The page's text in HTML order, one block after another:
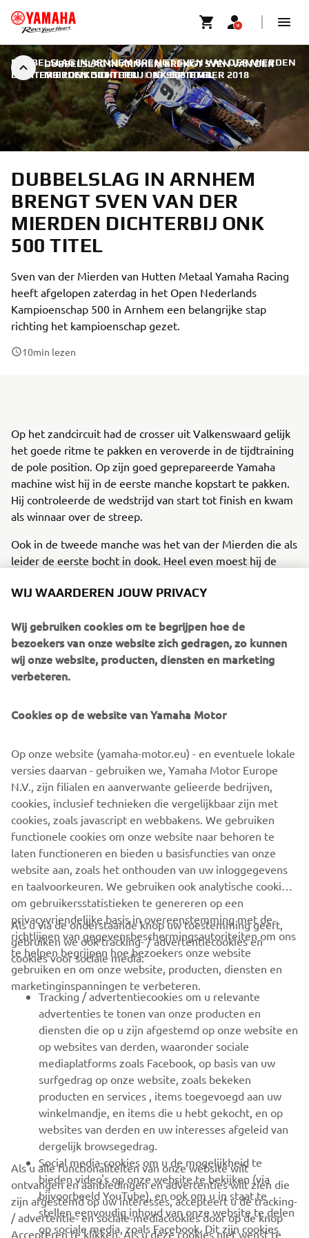
DUBBELSLAG IN ARNHEM BRENGT SVEN VAN DER
MIERDEN DICHTERBIJ ONK 500 TITEL
DUBBELSLAG IN ARNHEM BRENGT SVEN VAN DER MIERDEN
DICHTERBIJ ONK 500 TITEL | 23 SEPTEMBER 2018
DUBBELSLAG IN ARNHEM
BRENGT SVEN VAN DER
MIERDEN DICHTERBIJ ONK
500 TITEL
Sven van der Mierden van Hutten Metaal Yamaha Racing
heeft afgelopen zaterdag in het Open Nederlands
Kampioenschap 500 in Arnhem een belangrijke stap
richting het kampioenschap gezet.
10min lezen
Op het zandcircuit had de crosser uit Valkenswaard gelijk
het goede ritme te pakken en veroverde in de tijdtraining
de pole position. Op zijn goed geprepareerde Yamaha
machine wist hij in de eerste manche kopstart te pakken.
Hij controleerde de wedstrijd van start tot finish en kwam
als winnaar over de streep.
Ook in de tweede manche was het van der Mierden die als
leider de eerste bocht in dook. Heel even moest hij de
de leiding terug in handen en gaf de concurrentie in de
achterhalen waardoor hij ook de tweede manche winnend
af wist te sluiten.
Met een dubbele mancheoverwinning won Sven het
vergroten. Aanstaande zaterdag staat de voorlaatste
Halle, waar Sven eventueel al kampioen kan worden!
Daguitslag ONK 500 Arnhem:
1 Sven van der Mierden 100 Pnt
2 Lars van Berkel 83 Pnt
3 Roy van Heugten 82 Pnt
4 Luca Nijenhuis 81 Pnt
CORPORATE
VOOR BEDRIJVEN
MEER YAMAHA
ONDERSTEUNING
NIEUWSBRIEF
Wees de eerste die meer te weten komt over de nieuwste deals,
speciale evenementen, nieuwe producten en nog veel meer
ABONNEREN
WIJ WAARDEREN JOUW PRIVACY
Wij gebruiken cookies om te begrijpen hoe de
bezoekers van onze website zich gedragen, zo kunnen
wij onze website, producten, diensten en marketing
verbeteren.
Cookies op de website van Yamaha Motor
Op onze website (yamaha-motor.eu) - en eventuele lokale
versies daarvan - gebruiken we, Yamaha Motor Europe
N.V., zijn filialen en aanverwante gelieerde bedrijven,
cookies, inclusief technieken die vergelijkbaar zijn met
cookies, zoals javascript en webbakens. We gebruiken
functionele cookies om onze website naar behoren te
laten functioneren en bieden u basisfuncties van onze
website aan, zoals het onthouden van uw inloggegevens
en taalvoorkeuren. We gebruiken ook analytische cookies
om gebruikersstatistieken te genereren op een
privacyvriendelijke basis in overeenstemming met de
richtlijnen van gegevensbeschermingsautoriteiten om ons
te helpen begrijpen hoe bezoekers onze website
gebruiken en om onze website, producten, diensten en
marketinginspanningen te verbeteren.
Als u via de onderstaande knop uw toestemming geeft,
gebruiken we ook tracking- / advertentiecookies en
cookies voor sociale media:
Tracking / advertentiecookies om u relevante
advertenties te tonen van onze producten en
diensten die op u zijn afgestemd op onze website en
op websites van derden, waaronder sociale
mediaplatforms zoals Facebook, op basis van uw
surfgedrag op onze website, zoals bekeken
producten en services , items toegevoegd aan uw
winkelmandje, en items die u hebt gekocht, en op
websites van derden en uw interesses afgeleid van
dergelijk browsegedrag.
Social media-cookies om u de mogelijkheid te
bieden video's op onze website te bekijken (via
bijvoorbeeld YouTube), en ook om u in staat te
stellen eenvoudig inhoud van onze website te delen
op sociale media, zoals Facebook. Dit zijn cookies
Als u alle functionaliteiten van onze website wilt
ontvangen en aanbiedingen en advertenties wilt zien die
zijn afgestemd op uw interesses, accepteert u de tracking-
/ advertentie- en sociale-mediacookies door op de knop
Accepteren te klikken. Als u deze cookies niet wenst te